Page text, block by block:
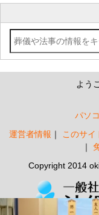
よう
パソ
運営者情報
このサイ
Copyright 2014